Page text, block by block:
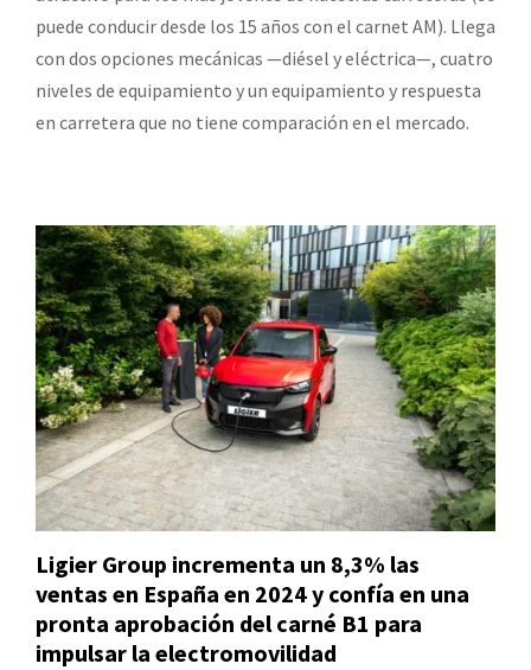
puede conducir desde los 15 años con el carnet AM). Llega
con dos opciones mecánicas —diésel y eléctrica—, cuatro
niveles de equipamiento y un equipamiento y respuesta
en carretera que no tiene comparación en el mercado.
Ligier Group incrementa un 8,3% las
ventas en España en 2024 y confía en una
pronta aprobación del carné B1 para
impulsar la electromovilidad